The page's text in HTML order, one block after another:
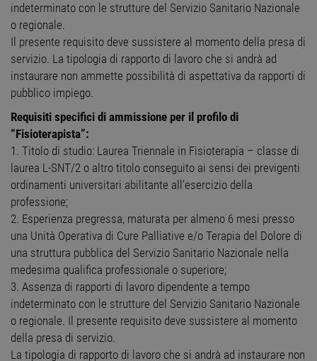
indeterminato con le strutture del Servizio Sanitario Nazionale
o regionale.
Il presente requisito deve sussistere al momento della presa di
servizio. La tipologia di rapporto di lavoro che si andrà ad
instaurare non ammette possibilità di aspettativa da rapporti di
pubblico impiego.
Requisiti specifici di ammissione per il profilo di
“Fisioterapista”:
1. Titolo di studio: Laurea Triennale in Fisioterapia – classe di
laurea L-SNT/2 o altro titolo conseguito ai sensi dei previgenti
ordinamenti universitari abilitante all’esercizio della
professione;
2. Esperienza pregressa, maturata per almeno 6 mesi presso
una Unità Operativa di Cure Palliative e/o Terapia del Dolore di
una struttura pubblica del Servizio Sanitario Nazionale nella
medesima qualifica professionale o superiore;
3. Assenza di rapporti di lavoro dipendente a tempo
indeterminato con le strutture del Servizio Sanitario Nazionale
o regionale. Il presente requisito deve sussistere al momento
della presa di servizio.
La tipologia di rapporto di lavoro che si andrà ad instaurare non